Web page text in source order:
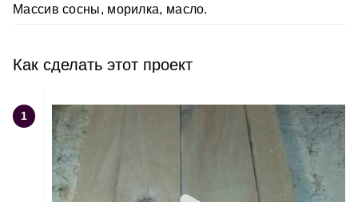
Массив сосны, морилка, масло.
Как сделать этот проект
1